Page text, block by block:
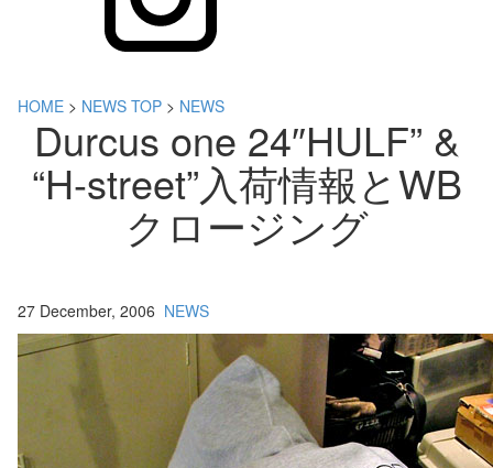
HOME > NEWS TOP > NEWS
Durcus one 24″HULF” &
“H-street”入荷情報とWB
クロージング
27 December, 2006 NEWS